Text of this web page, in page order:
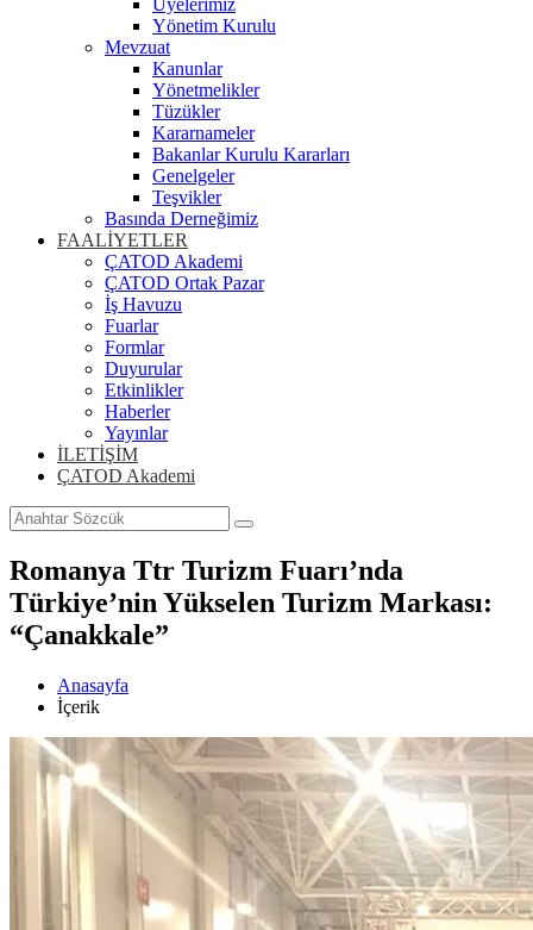
Üyelerimiz
Yönetim Kurulu
Mevzuat
Kanunlar
Yönetmelikler
Tüzükler
Kararnameler
Bakanlar Kurulu Kararları
Genelgeler
Teşvikler
Basında Derneğimiz
FAALİYETLER
ÇATOD Akademi
ÇATOD Ortak Pazar
İş Havuzu
Fuarlar
Formlar
Duyurular
Etkinlikler
Haberler
Yayınlar
İLETİŞİM
ÇATOD Akademi
Romanya Ttr Turizm Fuarı’nda
Türkiye’nin Yükselen Turizm Markası:
“Çanakkale”
Anasayfa
İçerik